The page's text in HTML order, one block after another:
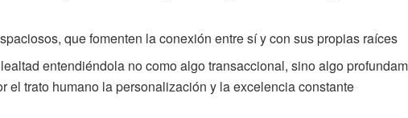
que fomenten la conexión entre sí y con sus propias raíces
entendiéndola no como algo transaccional, sino algo
el trato humano la personalización y la excelencia constante